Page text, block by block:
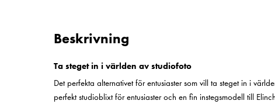
Beskrivning
Ta steget in i världen av studiofoto
Det perfekta alternativet för entusiaster som vill ta steget in i
perfekt studioblixt för entusiaster och en fin instegsmodell till